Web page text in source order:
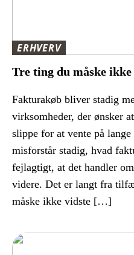
ERHVERV
Tre ting du måske
Fakturakøb bliver stadig
virksomheder, der ønsker
slippe for at vente på
misforstår stadig, hvad
fejlagtigt, at det handler
videre. Det er langt fra
måske ikke vidste […]